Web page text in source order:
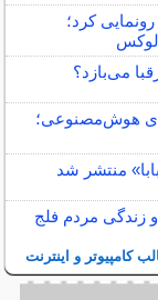
کرد؛
هوش‌مصنوعی؛
منتشر شد
زندگی مردم فلج
کامپیوتر و اینترنت